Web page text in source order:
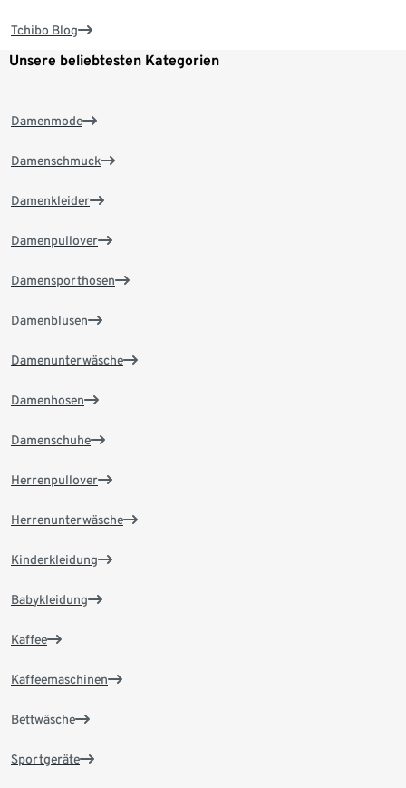
Tchibo Blog
Unsere beliebtesten Kategorien
Damenmode
Damenschmuck
Damenkleider
Damenpullover
Damensporthosen
Damenblusen
Damenunterwäsche
Damenhosen
Damenschuhe
Herrenpullover
Herrenunterwäsche
Kinderkleidung
Babykleidung
Kaffee
Kaffeemaschinen
Bettwäsche
Sportgeräte